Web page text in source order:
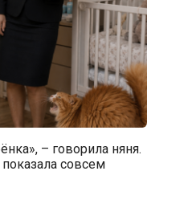
– говорила няня.
совсем